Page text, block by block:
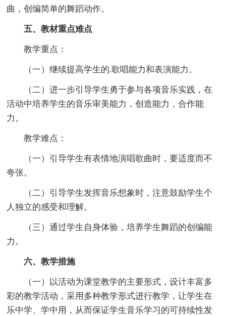
曲，创编简单的舞蹈动作。
五、教材重点难点
教学重点：
（一）继续提高学生的.歌唱能力和表演能力。
（二）进一步引导学生勇于参与各项音乐实践，在
活动中培养学生的音乐审美能力，创造能力，合作能
力。
教学难点：
（一）引导学生有表情地演唱歌曲时，要适度而不
夸张。
（二）引导学生发挥音乐想象时，注意鼓励学生个
人独立的感受和理解。
（三）通过学生自身体验，培养学生舞蹈的创编能
力。
六、教学措施
（一）以活动为课堂教学的主要形式，设计丰富多
彩的教学活动，采用多种教学形式进行教学，让学生在
乐中学、学中用，从而保证学生音乐学习的可持续性发